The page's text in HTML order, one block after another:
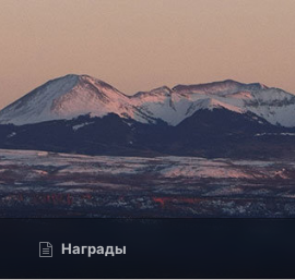
Награды